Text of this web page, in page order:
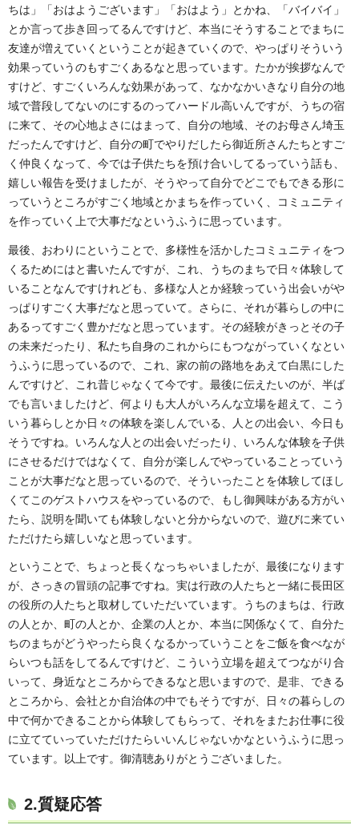
ちは」「おはようございます」「おはよう」とかね、「バイバイ」
とか言って歩き回ってるんですけど、本当にそうすることでまちに
友達が増えていくということが起きていくので、やっぱりそういう
効果っていうのもすごくあるなと思っています。たかが挨拶なんで
すけど、すごくいろんな効果があって、なかなかいきなり自分の地
域で普段してないのにするのってハードル高いんですが、うちの宿
に来て、その心地よさにはまって、自分の地域、そのお母さん埼玉
だったんですけど、自分の町でやりだしたら御近所さんたちとすご
く仲良くなって、今では子供たちを預け合いしてるっていう話も、
嬉しい報告を受けましたが、そうやって自分でどこでもできる形に
っていうところがすごく地域とかまちを作っていく、コミュニティ
を作っていく上で大事だなというふうに思っています。
最後、おわりにということで、多様性を活かしたコミュニティをつ
くるためにはと書いたんですが、これ、うちのまちで日々体験して
いることなんですけれども、多様な人とか経験っていう出会いがや
っぱりすごく大事だなと思っていて。さらに、それが暮らしの中に
あるってすごく豊かだなと思っています。その経験がきっとその子
の未来だったり、私たち自身のこれからにもつながっていくなとい
うふうに思っているので、これ、家の前の路地をあえて白黒にした
んですけど、これ昔じゃなくて今です。最後に伝えたいのが、半ば
でも言いましたけど、何よりも大人がいろんな立場を超えて、こう
いう暮らしとか日々の体験を楽しんでいる、人との出会い、今日も
そうですね。いろんな人との出会いだったり、いろんな体験を子供
にさせるだけではなくて、自分が楽しんでやっていることっていう
ことが大事だなと思っているので、そういったことを体験してほし
くてこのゲストハウスをやっているので、もし御興味がある方がい
たら、説明を聞いても体験しないと分からないので、遊びに来てい
ただけたら嬉しいなと思っています。
ということで、ちょっと長くなっちゃいましたが、最後になります
が、さっきの冒頭の記事ですね。実は行政の人たちと一緒に長田区
の役所の人たちと取材していただいています。うちのまちは、行政
の人とか、町の人とか、企業の人とか、本当に関係なくて、自分た
ちのまちがどうやったら良くなるかっていうことをご飯を食べなが
らいつも話をしてるんですけど、こういう立場を超えてつながり合
いって、身近なところからできるなと思いますので、是非、できる
ところから、会社とか自治体の中でもそうですが、日々の暮らしの
中で何かできることから体験してもらって、それをまたお仕事に役
に立てていっていただけたらいいんじゃないかなというふうに思っ
ています。以上です。御清聴ありがとうございました。
2.質疑応答